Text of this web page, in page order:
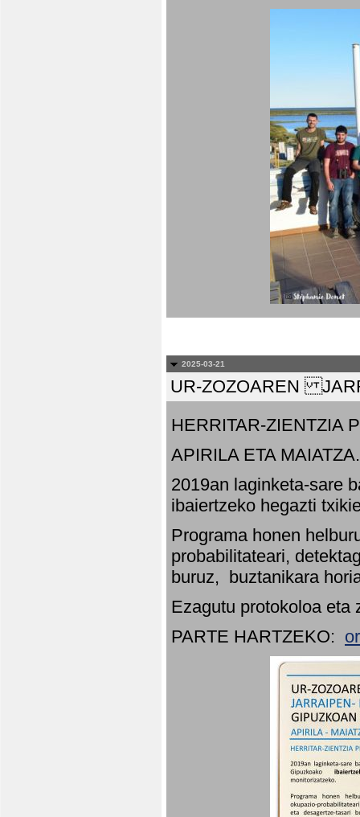
2025-03-21
UR-ZOZOAREN
HERRITAR-ZIENTZIA
APIRILA ETA MAIATZA.
2019an laginketa-sare
ibaiertzeko hegazti
Programa honen
probabilitateari,
buruz, buztanikara
Ezagutu protokoloa eta
PARTE HARTZEKO: